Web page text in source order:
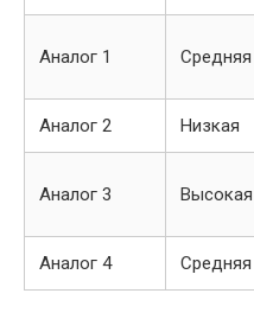
Аналог 1 Средняя
Аналог 2 Низкая
Аналог 3 Высокая
Аналог 4 Средняя